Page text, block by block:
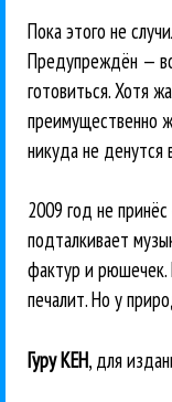
Пока этого не
Предупреждён —
готовиться. Хотя
преимущественно
никуда не денутся
2009 год не
подталкивает
фактур и рюшечек.
печалит. Но у
Гуру КЕН, для